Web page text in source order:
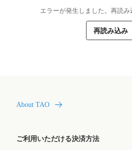
エラーが発生しました。再読
再読み込み
About TAO
ご利用いただける決済方法